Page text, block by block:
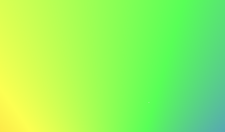
gæsteoplevelser, værdier jeg også holder af. Jeg er ivrig